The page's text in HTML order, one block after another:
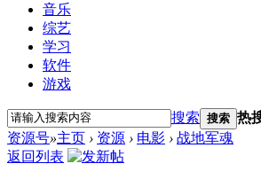
音乐
综艺
学习
软件
游戏
搜索 搜索 热
资源号»主页 › 资源 › 电影 › 战地军魂
返回列表